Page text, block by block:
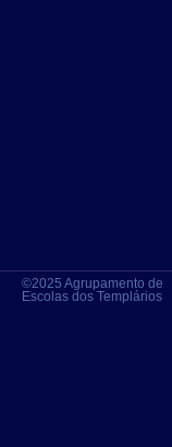
©2025 Agrupamento de
Escolas dos Templários